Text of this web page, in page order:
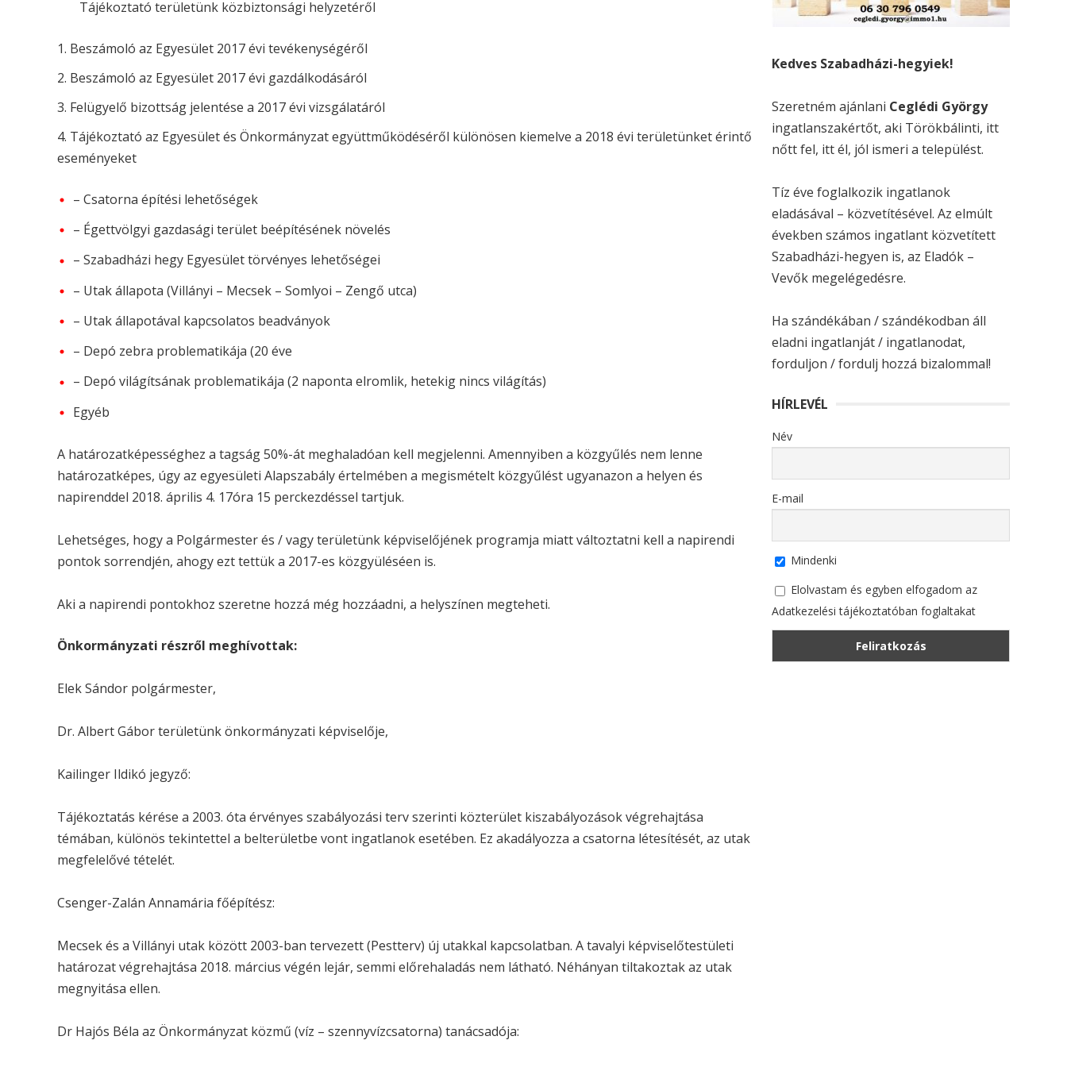
Tájékoztató területünk közbiztonsági helyzetéről
Beszámoló az Egyesület 2017 évi tevékenységéről
Beszámoló az Egyesület 2017 évi gazdálkodásáról
Felügyelő bizottság jelentése a 2017 évi vizsgálatáról
Tájékoztató az Egyesület és Önkormányzat együttműködéséről különösen kiemelve a 2018 évi területünket érintő
eseményeket
– Csatorna építési lehetőségek
– Égettvölgyi gazdasági terület beépítésének növelés
– Szabadházi hegy Egyesület törvényes lehetőségei
– Utak állapota (Villányi – Mecsek – Somlyoi – Zengő utca)
– Utak állapotával kapcsolatos beadványok
– Depó zebra problematikája (20 éve
– Depó világítsának problematikája (2 naponta elromlik, hetekig nincs világítás)
Egyéb
A határozatképességhez a tagság 50%-át meghaladóan kell megjelenni. Amennyiben a közgyűlés nem lenne
határozatképes, úgy az egyesületi Alapszabály értelmében a megismételt közgyűlést ugyanazon a helyen és
napirenddel 2018. április 4. 17óra 15 perckezdéssel tartjuk.
Lehetséges, hogy a Polgármester és / vagy területünk képviselőjének programja miatt változtatni kell a napirendi
pontok sorrendjén, ahogy ezt tettük a 2017-es közgyüléséen is.
Aki a napirendi pontokhoz szeretne hozzá még hozzáadni, a helyszínen megteheti.
Önkormányzati részről meghívottak:
Elek Sándor polgármester,
Dr. Albert Gábor területünk önkormányzati képviselője,
Kailinger Ildikó jegyző:
Tájékoztatás kérése a 2003. óta érvényes szabályozási terv szerinti közterület kiszabályozások végrehajtása
témában, különös tekintettel a belterületbe vont ingatlanok esetében. Ez akadályozza a csatorna létesítését, az utak
megfelelővé tételét.
Csenger-Zalán Annamária főépítész:
Mecsek és a Villányi utak között 2003-ban tervezett (Pestterv) új utakkal kapcsolatban. A tavalyi képviselőtestületi
határozat végrehajtása 2018. március végén lejár, semmi előrehaladás nem látható. Néhányan tiltakoztak az utak
megnyitása ellen.
Dr Hajós Béla az Önkormányzat közmű (víz – szennyvízcsatorna) tanácsadója:
Kedves Szabadházi-hegyiek!
Szeretném ajánlani Ceglédi György
ingatlanszakértőt, aki Törökbálinti, itt
nőtt fel, itt él, jól ismeri a települést.
Tíz éve foglalkozik ingatlanok
eladásával – közvetítésével. Az elmúlt
években számos ingatlant közvetített
Szabadházi-hegyen is, az Eladók –
Vevők megelégedésre.
Ha szándékában / szándékodban áll
eladni ingatlanját / ingatlanodat,
forduljon / fordulj hozzá bizalommal!
HÍRLEVÉL
Név
E-mail
Mindenki
Elolvastam és egyben elfogadom az
Adatkezelési tájékoztatóban foglaltakat